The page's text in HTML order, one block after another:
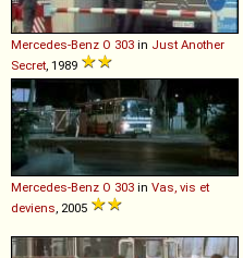
Mercedes-Benz O 303 in Just Another
Secret , 1989
Mercedes-Benz O 303 in Vas, vis et
deviens , 2005